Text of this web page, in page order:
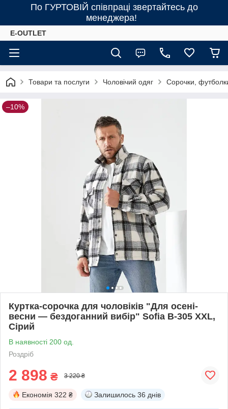
По ГУРТОВІЙ співпраці звертайтесь до
менеджера!
E-OUTLET
Товари та послуги Чоловічий одяг Сорочки,
–10%
Куртка-сорочка для чоловіків "Для осені-
весни — бездоганний вибір" Sofia B-305 XXL,
Сірий
В наявності 200 од.
Роздріб
2 898 ₴ 3 220 ₴
Економія 322 ₴ Залишилось 36 днів